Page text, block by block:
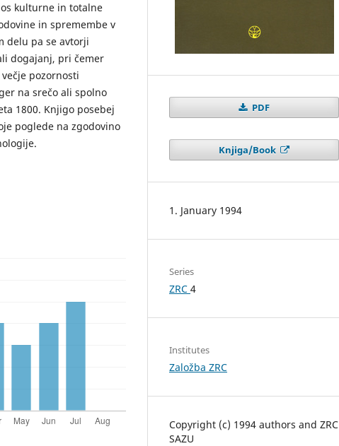
kulturne in totalne
in spremembe v
delu pa se avtorji
dogajanj, pri čemer
pozornosti
na srečo ali spolno
1800. Knjigo posebej
poglede na zgodovino
PDF
Knjiga/Book
1. January 1994
Series
ZRC 4
Institutes
Založba ZRC
Copyright (c) 1994 authors and ZRC
SAZU